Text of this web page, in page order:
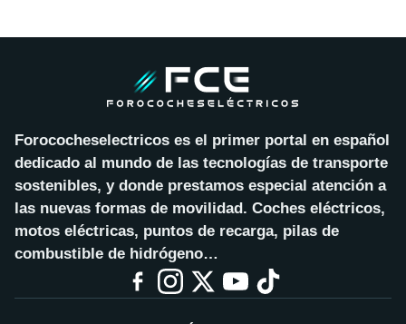
Forococheselectricos es el primer portal en español
dedicado al mundo de las tecnologías de transporte
sostenibles, y donde prestamos especial atención a
las nuevas formas de movilidad. Coches eléctricos,
motos eléctricas, puntos de recarga, pilas de
combustible de hidrógeno…